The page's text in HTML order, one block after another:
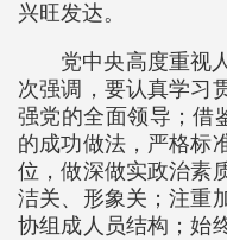
兴旺发达。
党中央高度重视
次强调，要认真学习
强党的全面领导；借
的成功做法，严格标
位，做深做实政治素
洁关、形象关；注重
协组成人员结构；始